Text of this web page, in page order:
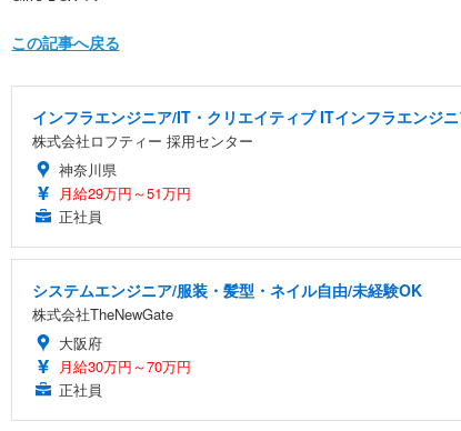
この記事へ戻る
インフラエンジニア/IT・クリエイティブ ITインフラエンジ
株式会社ロフティー 採用センター
神奈川県
月給29万円～51万円
正社員
システムエンジニア/服装・髪型・ネイル自由/未経験OK
株式会社TheNewGate
大阪府
月給30万円～70万円
正社員